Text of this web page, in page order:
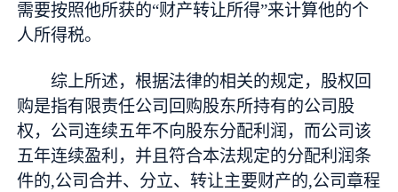
需要按照他所获的“财产转让所得”来计算他的个
人所得税。
综上所述，根据法律的相关的规定，股权回
购是指有限责任公司回购股东所持有的公司股
权，公司连续五年不向股东分配利润，而公司该
五年连续盈利，并且符合本法规定的分配利润条
件的,公司合并、分立、转让主要财产的,公司章程